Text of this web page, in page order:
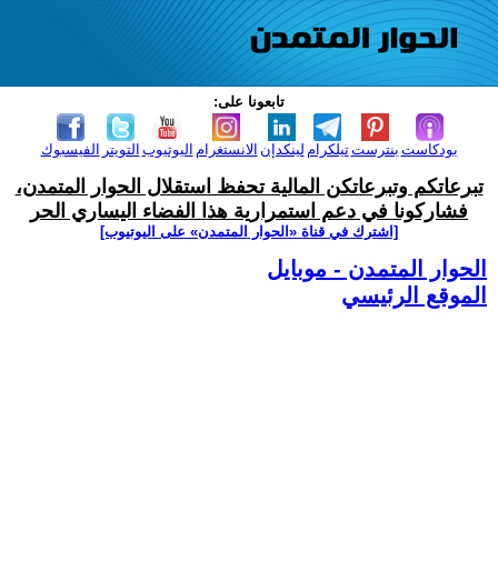
تابعونا على:
الفيسبوك التويتر اليوتيوب الانستغرام لينكدإن تيلكرامبنترست بودكاست
تبرعاتكم وتبرعاتكن المالية تحفظ استقلال الحوار المتمدن،
فشاركونا في دعم استمرارية هذا الفضاء اليساري الحر
[اشترك في قناة ‫«الحوار المتمدن» على اليوتيوب]
الحوار المتمدن - موبايل
الموقع الرئيسي